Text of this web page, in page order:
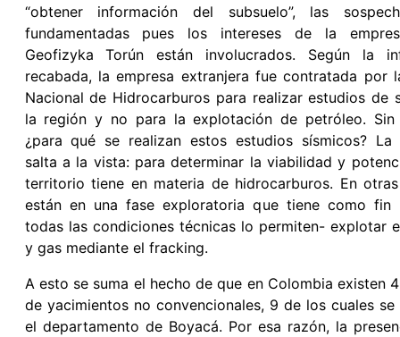
“obtener información del subsuelo”, las
fundamentadas pues los intereses de la
Geofizyka Torún están involucrados. Según la
recabada, la empresa extranjera fue contratada por
Nacional de Hidrocarburos para realizar estudios de
la región y no para la explotación de petróleo. Sin
¿para qué se realizan estos estudios sísmicos? La
salta a la vista: para determinar la viabilidad y
territorio tiene en materia de hidrocarburos. En
están en una fase exploratoria que tiene como fin
todas las condiciones técnicas lo permiten- explotar
y gas mediante el fracking.
A esto se suma el hecho de que en Colombia existen
de yacimientos no convencionales, 9 de los cuales se
el departamento de Boyacá. Por esa razón, la